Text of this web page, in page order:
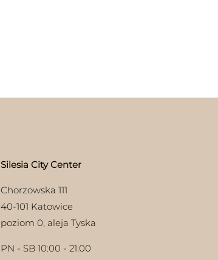
Silesia City Center
Chorzowska 111
40-101 Katowice
poziom 0, aleja Tyska
PN - SB 10:00 - 21:00